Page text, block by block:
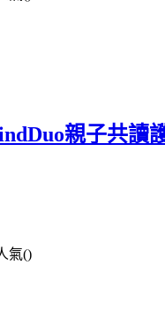
親子共讀
氣()